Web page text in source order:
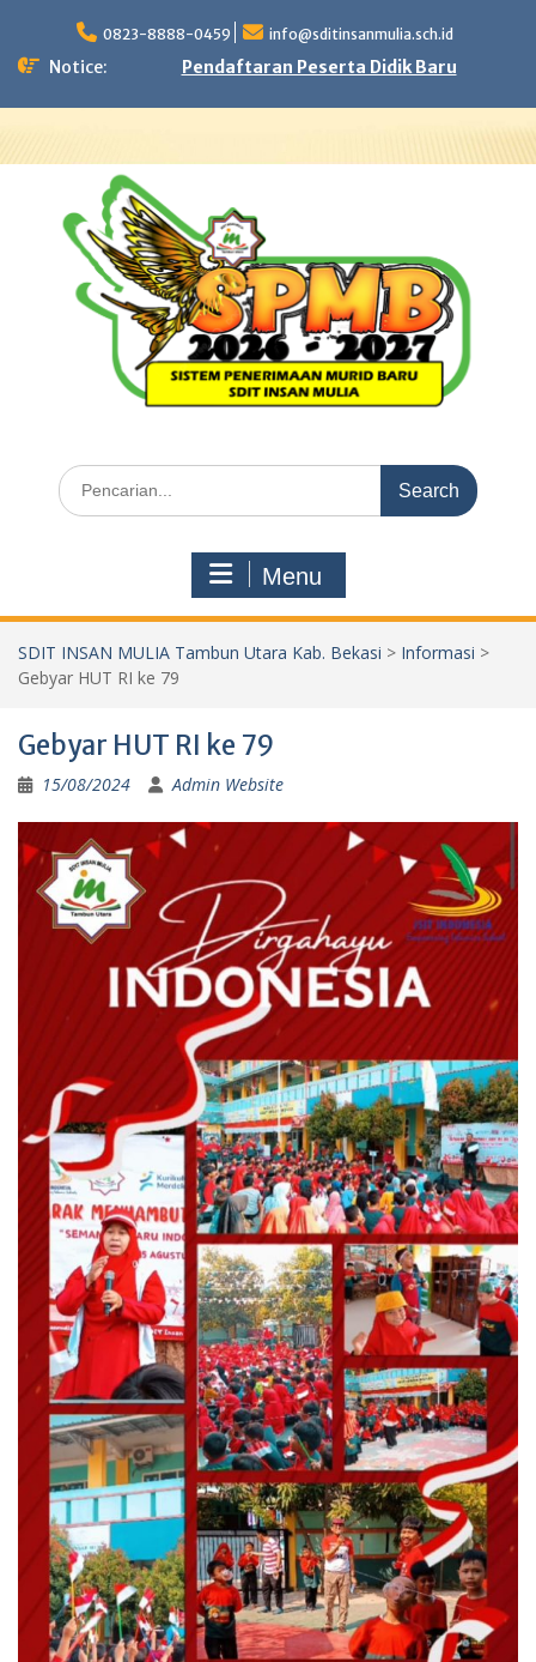
content
0823-8888-0459 info@sditinsanmulia.sch.id
Notice: Pendaftaran Peserta Didik Baru
Search
for:
Menu
SDIT INSAN MULIA Tambun Utara Kab. Bekasi > Informasi >
Gebyar HUT RI ke 79
Gebyar HUT RI ke 79
15/08/2024 Admin Website